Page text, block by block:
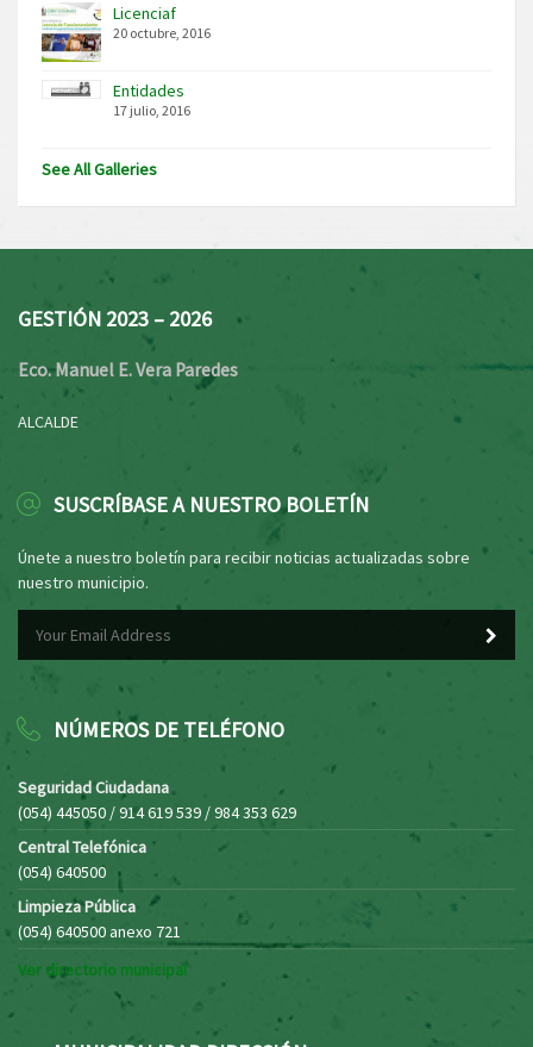
Licenciaf
20 octubre, 2016
Entidades
17 julio, 2016
See All Galleries
GESTIÓN 2023 – 2026
Eco. Manuel E. Vera Paredes
ALCALDE
SUSCRÍBASE A NUESTRO BOLETÍN
Únete a nuestro boletín para recibir noticias actualizadas sobre
nuestro municipio.
NÚMEROS DE TELÉFONO
Seguridad Ciudadana
(054) 445050 / 914 619 539 / 984 353 629
Central Telefónica
(054) 640500
Limpieza Pública
(054) 640500 anexo 721
Ver directorio municipal